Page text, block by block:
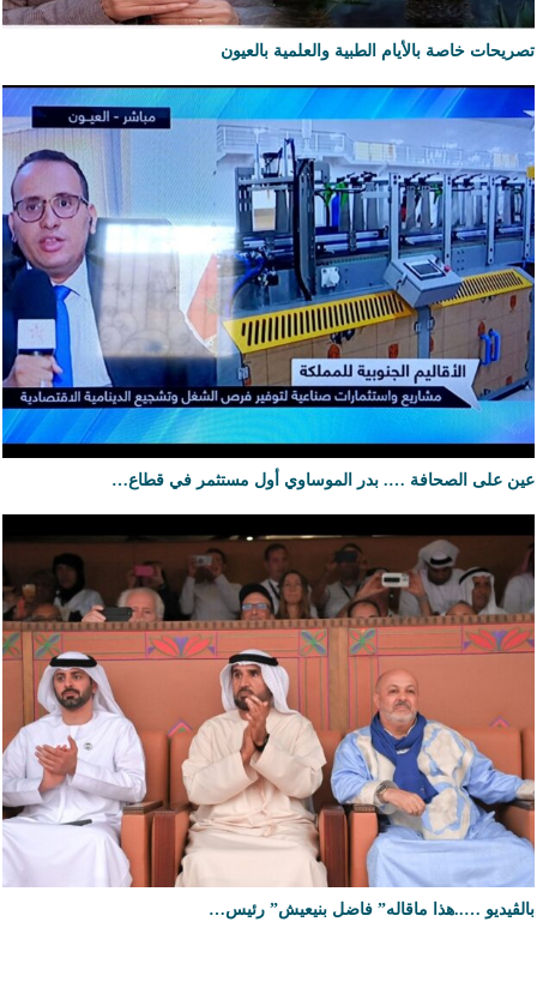
تصريحات خاصة بالأيام الطبية والعلمية بالعيون
عين على الصحافة …. بدر الموساوي أول مستثمر في قطاع…
بالڤيديو …..هذا ماقاله” فاضل بنيعيش” رئيس…